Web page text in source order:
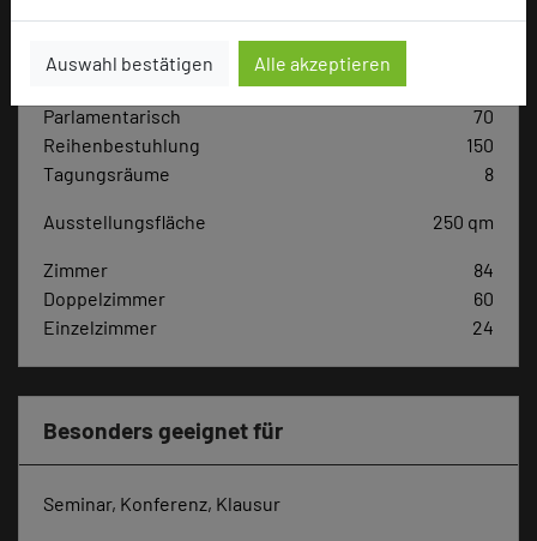
Auswahl bestätigen Alle akzeptieren
Max. Tagungskapazität (Personen)
Parlamentarisch
70
Reihenbestuhlung
150
Tagungsräume
8
Ausstellungsfläche 250 qm
Zimmer
84
Doppelzimmer
60
Einzelzimmer
24
Besonders geeignet für
Seminar, Konferenz, Klausur